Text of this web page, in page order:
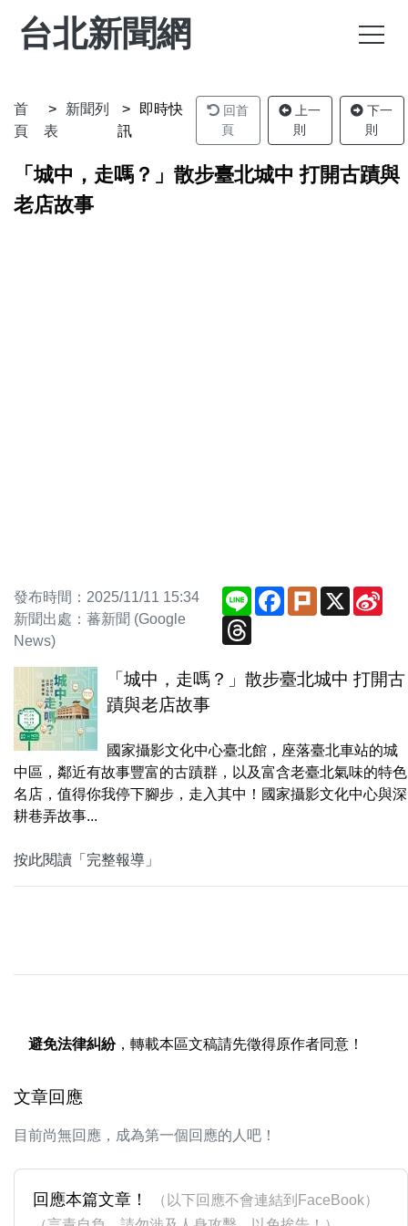
台北新聞網
首
頁
新聞列
表
即時快
訊
回首
頁
上一
則
下一
則
「城中，走嗎？」散步臺北城中 打開古蹟與
老店故事
發布時間：2025/11/11 15:34
新聞出處：蕃新聞 (Google
News)
Line Facebook
Plurk X
「城中，走嗎？」散步臺北城中 打開古
蹟與老店故事
國家攝影文化中心臺北館，座落臺北車站的城
中區，鄰近有故事豐富的古蹟群，以及富含老臺北氣味的特色
名店，值得你我停下腳步，走入其中！國家攝影文化中心與深
耕巷弄故事...
按此閱讀「完整報導」
避免法律糾紛，轉載本區文稿請先徵得原作者同意！
文章回應
目前尚無回應，成為第一個回應的人吧！
回應本篇文章！
（以下回應不會連結到FaceBook）